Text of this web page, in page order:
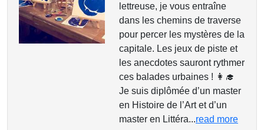
lettreuse, je vous entraîne
dans les chemins de traverse
pour percer les mystères de la
capitale. Les jeux de piste et
les anecdotes sauront rythmer
ces balades urbaines ! 👩‍🎓
Je suis diplômée d’un master
en Histoire de l’Art et d’un
master en Littéra...read more